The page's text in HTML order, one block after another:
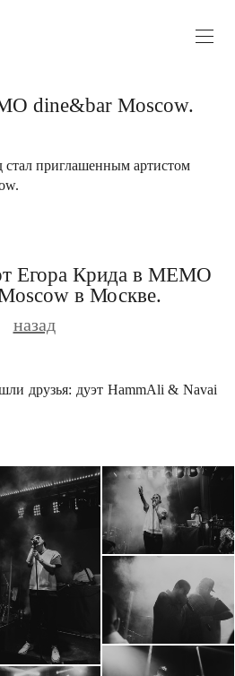
dine&bar Moscow.
приглашенным артистом
Егора Крида в МЕМО
в Москве.
назад
друзья: дуэт HammAli & Navai